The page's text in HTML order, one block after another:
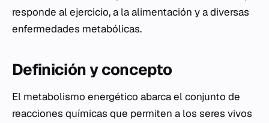
responde al ejercicio, a la alimentación y a diversas
enfermedades metabólicas.
Definición y concepto
El metabolismo energético abarca el conjunto de
reacciones químicas que permiten a los seres vivos